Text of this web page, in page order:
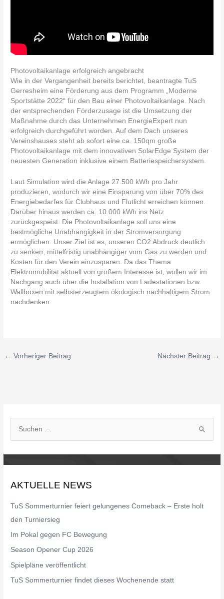
Photovoltaikanlage erfolgreich angebracht
Wie in der Vergangenheit bereits berichtet, beantragte TuS
Gerresheim eine Förderung aus dem Programm „Moderne
Sportstätte 2022“ für den Bau einer Photovoltaikanlage. Nach
der entsprechenden Förderzusage ist die Umsetzung der
Maßnahme durch das Unternehmen EnergieExpert nun
erfolgreich durchgeführt worden. Auf dem Dach unseres
Vereinshauses steht ab sofort eine ca. 150qm große
Photovoltaikanlage mit dem innovativen SolarEdge System der
neuesten Generation inklusive einem Batteriespeichersystem.
Laut Simulation wird die Anlage 27.500 kWh pro Jahr
produzieren, wodurch wir eine Einsparung von über 70% des
Energiebedarfes für Clubhaus und Flutlicht erreichen können.
Darüber hinaus werden ca. 10.000 kWh ins Netz
zurückgespeist. Die Photovoltaikanlage soll uns eine
bestmögliche Unabhängigkeit in der Stromversorgung
ermöglichen. Unser Ziel ist es, unseren CO2 Abdruck deutlich
zu senken, mittelfristig unabhängiger vom Gas zu werden und
Kosten für den Verein einzusparen. Da das Thema
Elektromobilität aktuell von großem Interesse ist, wollen wir im
Nachgang auch über die Installation von Ladestationen bzw.
Wallboxen mit selbsterzeugtem ökologisch nachhaltigem Strom
nachdenken.
← Vorheriger Beitrag Nächster Beitrag →
e
h
:
AKTUELLE NEWS
TuS Sommerturnier feiert gelungenes Comeback – Erste holt
den Turniersieg
Im Pokal gegen FC Bewegung
Season Opener Cup 2026
Spielpläne veröffentlicht
TuS Sommerturnier findet dieses Wochenende statt